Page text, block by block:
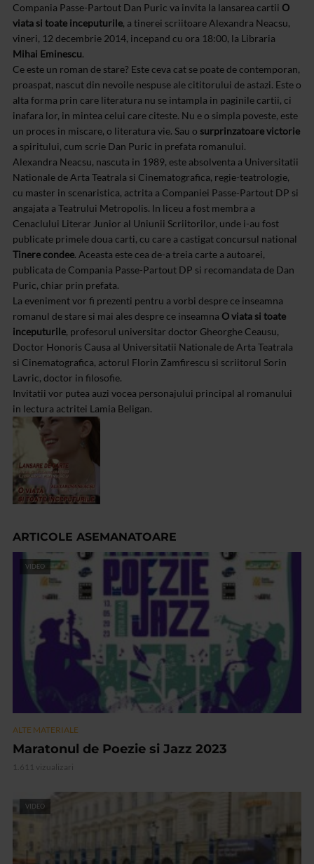
Compania Passe-Partout Dan Puric va invita la lansarea cartii O
viata si toate inceputurile, a tinerei scriitoare Alexandra Neacsu,
vineri, 12 decembrie 2014, incepand cu ora 18:00, la Libraria
Mihai Eminescu.
Ce este un roman de stare? Este ceva cat se poate de contemporan,
proaspat, nascut din nevoile nespuse ale cititorului de astazi. Este o
alta forma prin care literatura nu se intampla in paginile cartii, ci
inafara lor, in mintea celui care citeste. Nu e o simpla poveste, este
un proces in miscare, o literatura vie. Sau o surprinzatoare victorie
a spiritului, cum scrie Dan Puric in prefata romanului.
Alexandra Neacsu, nascuta in 1989, este absolventa a Universitatii
Nationale de Arta Teatrala si Cinematografica, regie-teatrologie,
cu master in scenaristica, actrita a Companiei Passe-Partout DP si
angajata a Teatrului Metropolis. In liceu a fost membra a
Cenaclului Literar Junior al Uniunii Scriitorilor, unde i-au fost
publicate primele doua carti, cu care a castigat concursul national
Tinere condee. Aceasta este cea de-a treia carte a autoarei,
publicata de Compania Passe-Partout DP si recomandata de Dan
Puric, chiar prin prefata.
La eveniment vor fi prezenti pentru a vorbi despre ce inseamna
romanul de stare si mai ales despre ce inseamna O viata si toate
inceputurile, profesorul universitar doctor Gheorghe Ceausu,
Doctor Honoris Causa al Universitatii Nationale de Arta Teatrala
si Cinematografica, actorul Florin Zamfirescu si scriitorul Sorin
Lavric, doctor in filosofie.
Invitatii vor putea auzi vocea personajului principal al romanului
in lectura actritei Lamia Beligan.
ARTICOLE ASEMANATOARE
VIDEO
ALTE MATERIALE
Maratonul de Poezie si Jazz 2023
1.611 vizualizari
VIDEO